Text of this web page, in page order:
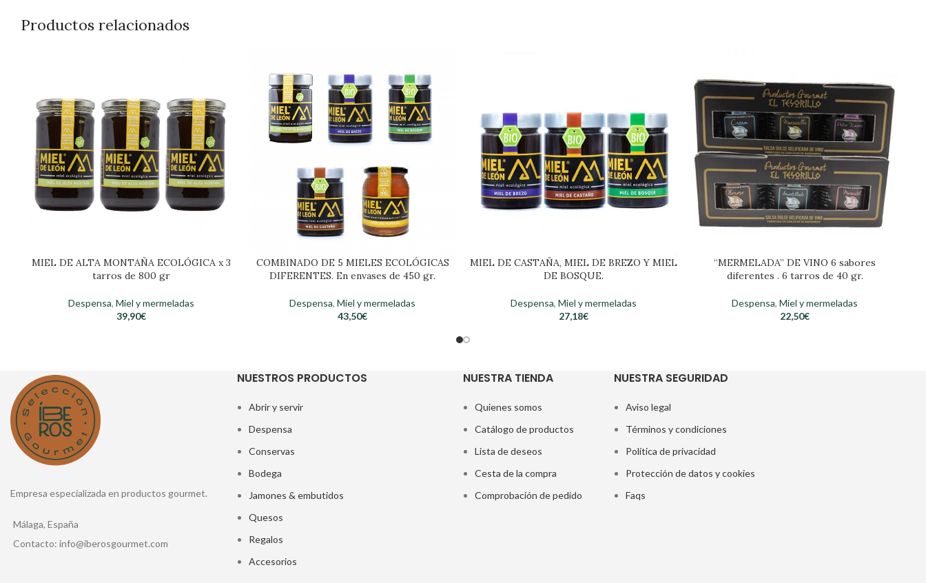
Productos relacionados
MIEL DE ALTA MONTAÑA ECOLÓGICA x 3
tarros de 800 gr
Despensa, Miel y mermeladas
39,90€
COMBINADO DE 5 MIELES ECOLÓGICAS
DIFERENTES. En envases de 450 gr.
Despensa, Miel y mermeladas
43,50€
MIEL DE CASTAÑA, MIEL DE BREZO Y MIEL
DE BOSQUE.
Despensa, Miel y mermeladas
27,18€
“MERMELADA” DE VINO 6 sabores
diferentes . 6 tarros de 40 gr.
Despensa, Miel y mermeladas
22,50€
Empresa especializada en productos gourmet.
Málaga, España
Contacto: info@iberosgourmet.com
NUESTROS PRODUCTOS
Abrir y servir
Despensa
Conservas
Bodega
Jamones & embutidos
Quesos
Regalos
Accesorios
NUESTRA TIENDA
Quienes somos
Catálogo de productos
Lista de deseos
Cesta de la compra
Comprobación de pedido
NUESTRA SEGURIDAD
Aviso legal
Términos y condiciones
Política de privacidad
Protección de datos y cookies
Faqs